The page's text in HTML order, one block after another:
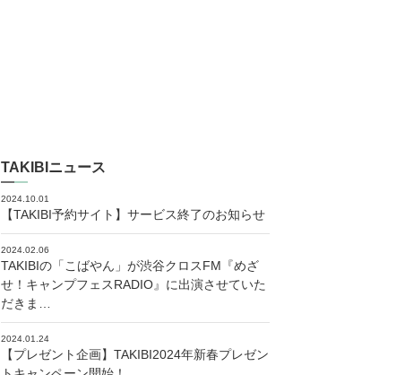
TAKIBIニュース
2024.10.01
【TAKIBI予約サイト】サービス終了のお知らせ
2024.02.06
TAKIBIの「こばやん」が渋谷クロスFM『めざ
せ！キャンプフェスRADIO』に出演させていた
だきま…
2024.01.24
【プレゼント企画】TAKIBI2024年新春プレゼン